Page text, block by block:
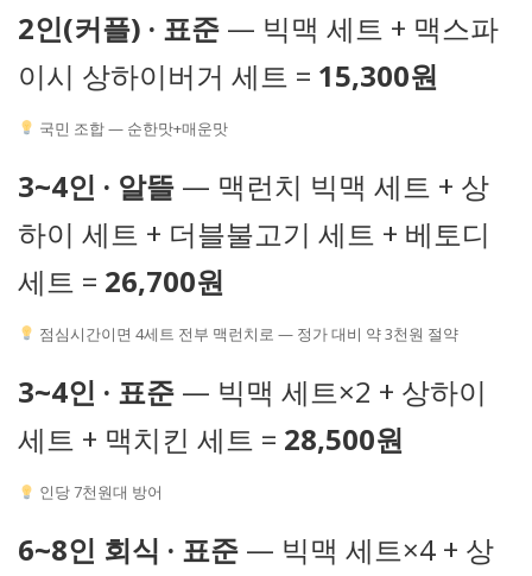
2인(커플) · 표준 — 빅맥 세트 + 맥스파
이시 상하이버거 세트 = 15,300원
국민 조합 — 순한맛+매운맛
3~4인 · 알뜰 — 맥런치 빅맥 세트 + 상
하이 세트 + 더블불고기 세트 + 베토디
세트 = 26,700원
점심시간이면 4세트 전부 맥런치로 — 정가 대비 약 3천원 절약
3~4인 · 표준 — 빅맥 세트×2 + 상하이
세트 + 맥치킨 세트 = 28,500원
인당 7천원대 방어
6~8인 회식 · 표준 — 빅맥 세트×4 + 상